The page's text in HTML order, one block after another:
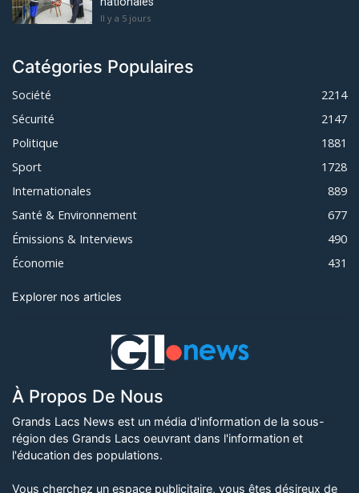
Il y a 5 jours
Catégories Populaires
Société
2214
Sécurité
2147
Politique
1881
Sport
1728
Internationales
889
Santé & Environnement
677
Émissions & Interviews
490
Économie
431
Explorer nos articles
À Propos De Nous
Grands Lacs News est un média d'information de la sous-
région des Grands Lacs oeuvrant dans l'information et
l'éducation des populations.
Vous cherchez un espace publicitaire, vous êtes désireux de